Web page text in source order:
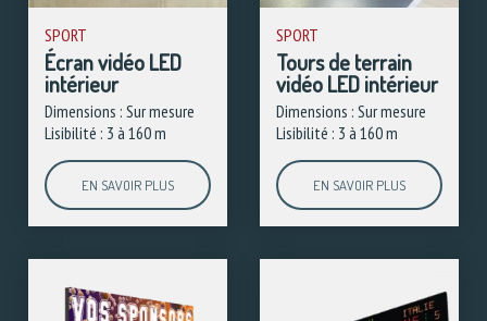
SPORT
Écran vidéo LED
intérieur
Dimensions : Sur mesure
Lisibilité : 3 à 160 m
EN SAVOIR PLUS
SPORT
Tours de terrain
vidéo LED intérieur
Dimensions : Sur mesure
Lisibilité : 3 à 160 m
EN SAVOIR PLUS